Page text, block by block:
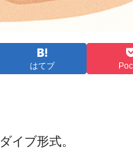
はてブ
イブ形式。